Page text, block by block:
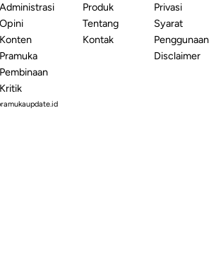
Administrasi
Opini
Konten
Pramuka
Pembinaan
Kritik
Produk
Tentang
Kontak
Privasi
Syarat
Penggunaan
Disclaimer